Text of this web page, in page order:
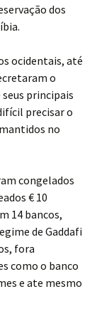
dos
ocidentais, até
o
principais
precisar o
no
congelados
€ 10
14 bancos,
de Gaddafi
fora
como o banco
e ate mesmo